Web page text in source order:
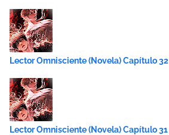
Lector Omnisciente (Novela) Capítulo 32
Lector Omnisciente (Novela) Capítulo 31